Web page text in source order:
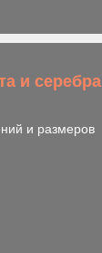
и серебра
и размеров